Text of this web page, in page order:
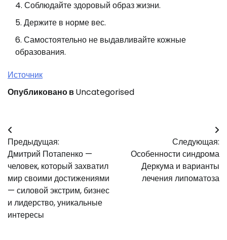
Соблюдайте здоровый образ жизни.
Держите в норме вес.
Самостоятельно не выдавливайте кожные
образования.
Источник
Опубликовано вUncategorised
Навигация
по
записям
Предыдущая:
Дмитрий Потапенко —
человек, который захватил
мир своими достижениями
— силовой экстрим, бизнес
и лидерство, уникальные
интересы
Следующая:
Особенности синдрома
Деркума и варианты
лечения липоматоза